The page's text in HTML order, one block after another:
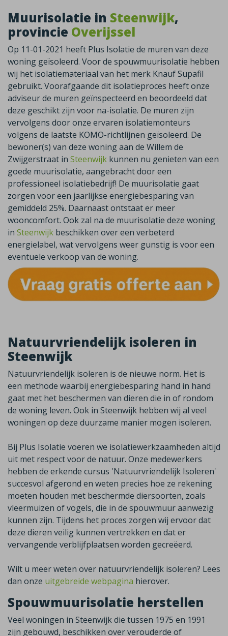
Muurisolatie in Steenwijk,
provincie Overijssel
Op 11-01-2021 heeft Plus Isolatie de muren van deze
woning geïsoleerd. Voor de spouwmuurisolatie hebben
wij het isolatiemateriaal van het merk Knauf Supafil
gebruikt. Voorafgaande dit isolatieproces heeft onze
adviseur de muren geïnspecteerd en beoordeeld dat
deze geschikt zijn voor na-isolatie. De muren zijn
vervolgens door onze ervaren isolatiemonteurs
volgens de laatste KOMO-richtlijnen geïsoleerd. De
bewoner(s) van deze woning aan de Willem de
Zwijgerstraat in Steenwijk kunnen nu genieten van een
goede muurisolatie, aangebracht door een
professioneel isolatiebedrijf! De muurisolatie gaat
zorgen voor een jaarlijkse energiebesparing van
gemiddeld 25%. Daarnaast ontstaat er meer
wooncomfort. Ook zal na de muurisolatie deze woning
in Steenwijk beschikken over een verbeterd
energielabel, wat vervolgens weer gunstig is voor een
eventuele verkoop van de woning.
Natuurvriendelijk isoleren in
Steenwijk
Natuurvriendelijk isoleren is de nieuwe norm. Het is
een methode waarbij energiebesparing hand in hand
gaat met het beschermen van dieren die in of rondom
de woning leven. Ook in Steenwijk hebben wij al veel
woningen op deze duurzame manier mogen isoleren.
Bij Plus Isolatie voeren we isolatiewerkzaamheden altijd
uit met respect voor de natuur. Onze medewerkers
hebben de erkende cursus 'Natuurvriendelijk Isoleren'
succesvol afgerond en weten precies hoe ze rekening
moeten houden met beschermde diersoorten, zoals
vleermuizen of vogels, die in de spouwmuur aanwezig
kunnen zijn. Tijdens het proces zorgen wij ervoor dat
deze dieren veilig kunnen vertrekken en dat er
vervangende verblijfplaatsen worden gecreëerd.
Wilt u meer weten over natuurvriendelijk isoleren? Lees
dan onze uitgebreide webpagina hierover.
Spouwmuurisolatie herstellen
Veel woningen in Steenwijkdie tussen 1975 en 1991
zijn gebouwd, beschikken over verouderde of